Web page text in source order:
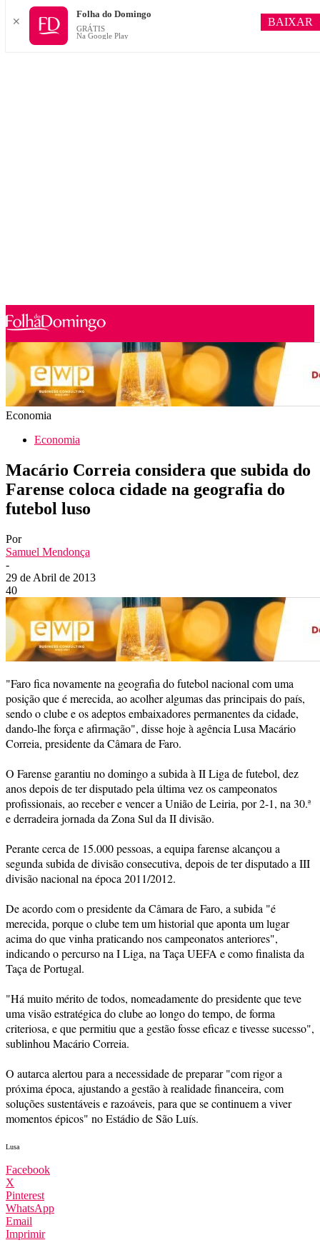
Economia
Economia
Macário Correia considera que subida do
Farense coloca cidade na geografia do
futebol luso
Por
Samuel Mendonça
-
29 de Abril de 2013
40
"Faro fica novamente na geografia do futebol nacional com uma
posição que é merecida, ao acolher algumas das principais do país,
sendo o clube e os adeptos embaixadores permanentes da cidade,
dando-lhe força e afirmação", disse hoje à agência Lusa Macário
Correia, presidente da Câmara de Faro.
O Farense garantiu no domingo a subida à II Liga de futebol, dez
anos depois de ter disputado pela última vez os campeonatos
profissionais, ao receber e vencer a União de Leiria, por 2-1, na 30.ª
e derradeira jornada da Zona Sul da II divisão.
Perante cerca de 15.000 pessoas, a equipa farense alcançou a
segunda subida de divisão consecutiva, depois de ter disputado a III
divisão nacional na época 2011/2012.
De acordo com o presidente da Câmara de Faro, a subida "é
merecida, porque o clube tem um historial que aponta um lugar
acima do que vinha praticando nos campeonatos anteriores",
indicando o percurso na I Liga, na Taça UEFA e como finalista da
Taça de Portugal.
"Há muito mérito de todos, nomeadamente do presidente que teve
uma visão estratégica do clube ao longo do tempo, de forma
criteriosa, e que permitiu que a gestão fosse eficaz e tivesse sucesso",
sublinhou Macário Correia.
O autarca alertou para a necessidade de preparar "com rigor a
próxima época, ajustando a gestão à realidade financeira, com
soluções sustentáveis e razoáveis, para que se continuem a viver
momentos épicos" no Estádio de São Luís.
Lusa
Facebook
X
Pinterest
WhatsApp
Email
Imprimir
✕
Folha do Domingo
GRÁTIS
Na Google Play
BAIXAR